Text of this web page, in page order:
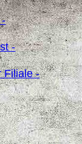
-
-
Filiale -